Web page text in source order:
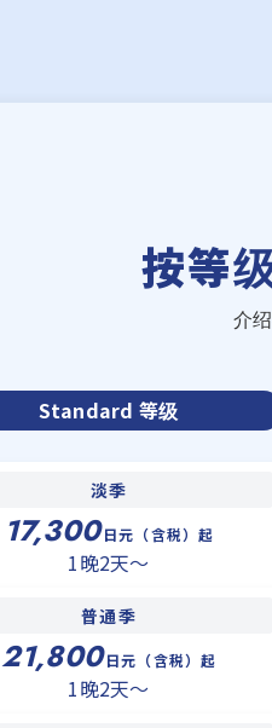
按等
介
Standard 等级
淡季
17,300 日元（含税）起
1晚2天〜
普通季
21,800 日元（含税）起
1晚2天〜